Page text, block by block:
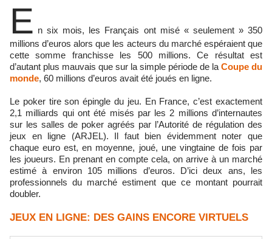
E n six mois, les Français ont misé « seulement » 350
millions d’euros alors que les acteurs du marché espéraient que
cette somme franchisse les 500 millions. Ce résultat est
d’autant plus mauvais que sur la simple période de la Coupe du
monde, 60 millions d’euros avait été joués en ligne.
Le poker tire son épingle du jeu. En France, c’est exactement
2,1 milliards qui ont été misés par les 2 millions d’internautes
sur les salles de poker agréés par l’Autorité de régulation des
jeux en ligne (ARJEL). Il faut bien évidemment noter que
chaque euro est, en moyenne, joué, une vingtaine de fois par
les joueurs. En prenant en compte cela, on arrive à un marché
estimé à environ 105 millions d’euros. D’ici deux ans, les
professionnels du marché estiment que ce montant pourrait
doubler.
JEUX EN LIGNE: DES GAINS ENCORE VIRTUELS